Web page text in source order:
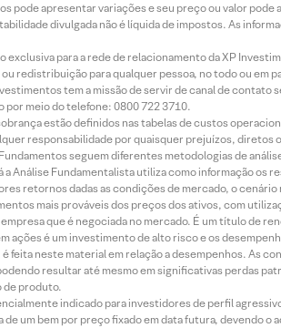
pode apresentar variações e seu preço ou valor
divulgada não é líquida de impostos. As
para a rede de relacionamento da XP
redistribuição para qualquer pessoa, no todo ou
tem a missão de servir de canal de
por meio do telefone: 0800 722 3710.
estão definidos nas tabelas de custos
responsabilidade por quaisquer prejuízos,
Fundamentos seguem diferentes metodologias de
Análise Fundamentalista utiliza como informação os
retornos dadas as condições de mercado, o
mais prováveis dos preços dos ativos, com
que é negociada no mercado. É um título de
ações é um investimento de alto risco e os
feita neste material em relação a desempenhos. As
resultar até mesmo em significativas perdas
de produto.
indicado para investidores de perfil
um bem por preço fixado em data futura, devendo